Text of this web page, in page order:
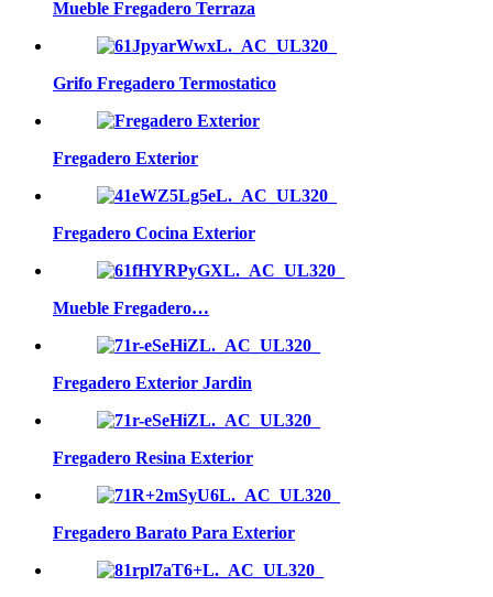
Mueble Fregadero Terraza
Grifo Fregadero Termostatico
Fregadero Exterior
Fregadero Cocina Exterior
Mueble Fregadero…
Fregadero Exterior Jardin
Fregadero Resina Exterior
Fregadero Barato Para Exterior